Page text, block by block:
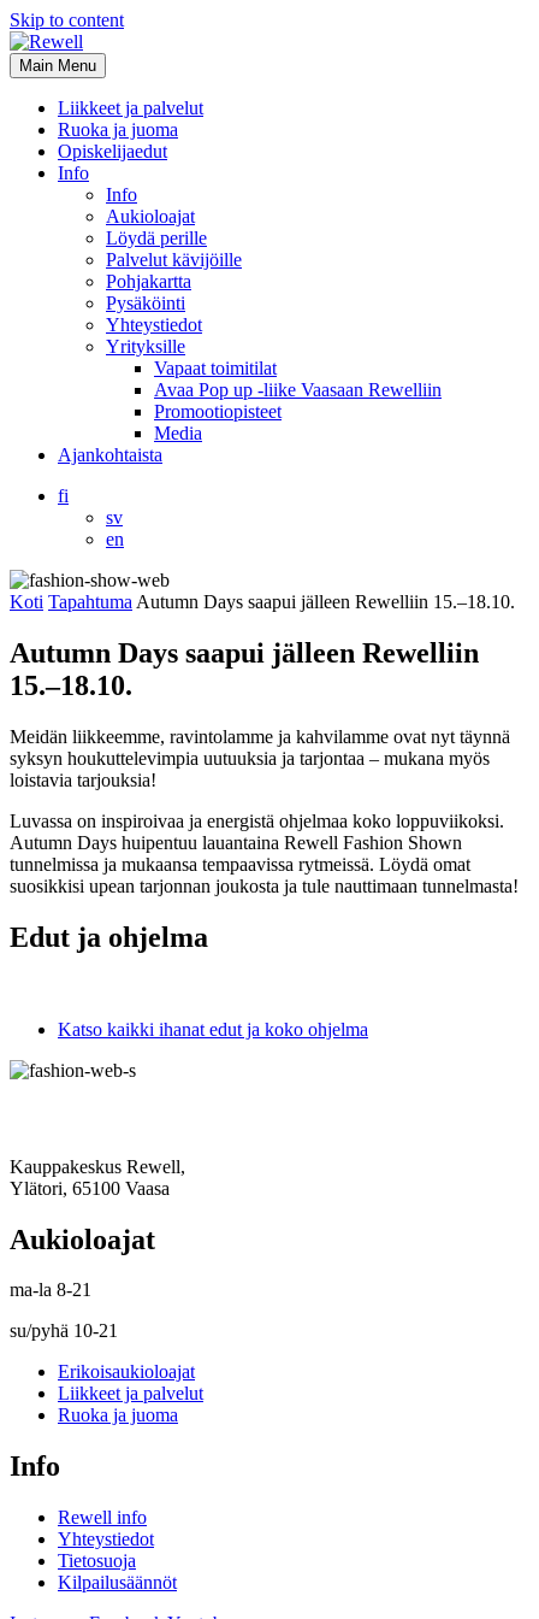
Skip to content
Main Menu
Liikkeet ja palvelut
Ruoka ja juoma
Opiskelijaedut
Info
Info
Aukioloajat
Löydä perille
Palvelut kävijöille
Pohjakartta
Pysäköinti
Yhteystiedot
Yrityksille
Vapaat toimitilat
Avaa Pop up -liike Vaasaan Rewelliin
Promootiopisteet
Media
Ajankohtaista
fi
sv
en
Koti Tapahtuma Autumn Days saapui jälleen Rewelliin 15.–18.10.
Autumn Days saapui jälleen Rewelliin
15.–18.10.
Meidän liikkeemme, ravintolamme ja kahvilamme ovat nyt täynnä
syksyn houkuttelevimpia uutuuksia ja tarjontaa – mukana myös
loistavia tarjouksia!
Luvassa on inspiroivaa ja energistä ohjelmaa koko loppuviikoksi.
Autumn Days huipentuu lauantaina Rewell Fashion Shown
tunnelmissa ja mukaansa tempaavissa rytmeissä. Löydä omat
suosikkisi upean tarjonnan joukosta ja tule nauttimaan tunnelmasta!
Edut ja ohjelma
Katso kaikki ihanat edut ja koko ohjelma
Kauppakeskus Rewell,
Ylätori, 65100 Vaasa
Aukioloajat
ma-la 8-21
su/pyhä 10-21
Erikoisaukioloajat
Liikkeet ja palvelut
Ruoka ja juoma
Info
Rewell info
Yhteystiedot
Tietosuoja
Kilpailusäännöt